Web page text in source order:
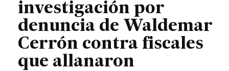
investigación por
denuncia de Waldemar
Cerrón contra fiscales
que allanaron